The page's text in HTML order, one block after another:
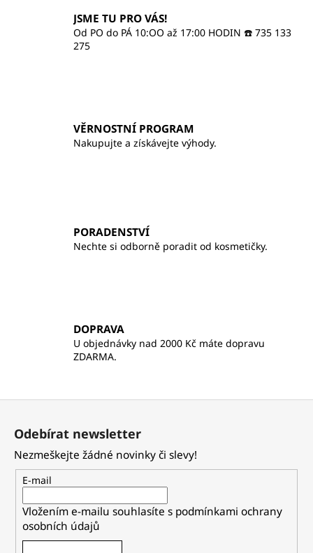
á
d
a
k
y
u
JSME TU PRO VÁS!
Od PO do PÁ 10:OO až 17:00 HODIN ☎️ 735 133
275
VĚRNOSTNÍ PROGRAM
Nakupujte a získávejte výhody.
PORADENSTVÍ
Nechte si odborně poradit od kosmetičky.
DOPRAVA
U objednávky nad 2000 Kč máte dopravu
ZDARMA.
Odebírat newsletter
Nezmeškejte žádné novinky či slevy!
E-mail
Vložením e-mailu souhlasíte s podmínkami ochrany
osobních údajů